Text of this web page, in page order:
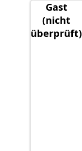
Gast
(nicht
überprüft)